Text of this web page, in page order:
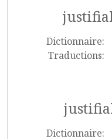
Dictionnaire:
Traductions:
Dictionnaire: